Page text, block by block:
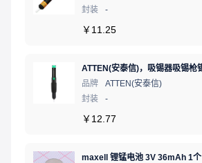
封装
-
￥ 11.25
品牌
ATTEN(安泰信)
封装
-
￥ 12.77
maxell 锂锰电池 3V 36mAh 1个